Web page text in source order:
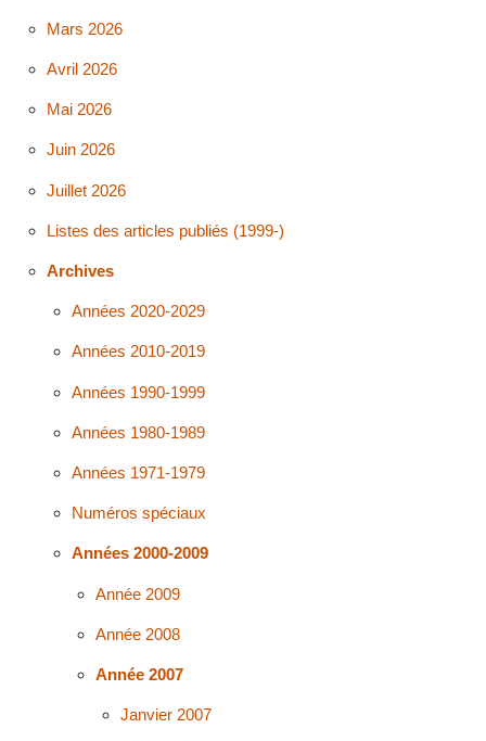
Mars 2026
Avril 2026
Mai 2026
Juin 2026
Juillet 2026
Listes des articles publiés (1999-)
Archives
Années 2020-2029
Années 2010-2019
Années 1990-1999
Années 1980-1989
Années 1971-1979
Numéros spéciaux
Années 2000-2009
Année 2009
Année 2008
Année 2007
Janvier 2007